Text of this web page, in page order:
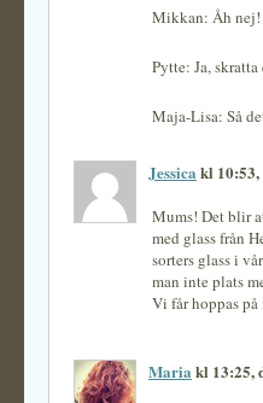
Mikkan: Åh nej!
Pytte: Ja,
Maja-Lisa: Så
Jessica kl 10:53,
Mums! Det blir
med glass från
sorters glass i
man inte plats
Vi får hoppas
Maria kl 13:25,